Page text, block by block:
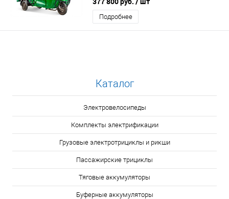
Подробнее
Каталог
Электровелосипеды
Комплекты электрификации
Грузовые электротрициклы и рикши
Пассажирские трициклы
Тяговые аккумуляторы
Буферные аккумуляторы